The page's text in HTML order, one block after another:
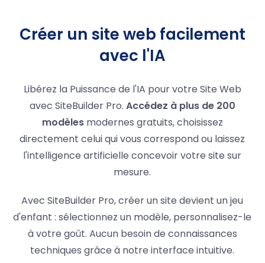
Créer un site web facilement
avec l'IA
Libérez la Puissance de l'IA pour votre Site Web
avec SiteBuilder Pro. Accédez à plus de 200
modèlesmodernes gratuits, choisissez
directement celui qui vous correspond ou laissez
l'intelligence artificielle concevoir votre site sur
mesure.
Avec SiteBuilder Pro, créer un site devient un jeu
d'enfant : sélectionnez un modèle, personnalisez-le
à votre goût. Aucun besoin de connaissances
techniques grâce à notre interface intuitive.